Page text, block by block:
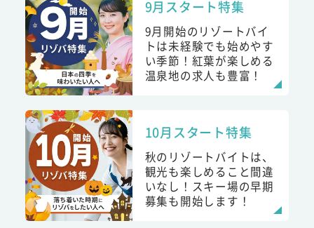
9月スタート特集
9月開始のリゾートバイ
トは未経験でも始めやす
い季節！紅葉が楽しめる
温泉地の求人も豊富！
10月スタート特集
秋のリゾートバイトは、
観光も楽しめること間違
いなし！スキー場の早期
募集も開始します！